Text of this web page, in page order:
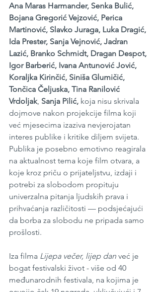
Ana Maras Harmander, Senka Bulić,
Bojana Gregorić Vejzović, Perica
Martinović, Slavko Juraga, Luka Dragić,
Ida Prester, Sanja Vejnović, Jadran
Lazić, Branko Schmidt, Dragan Despot,
Igor Barberić, Ivana Antunović Jović,
Koraljka Kirinčić, Siniša Glumičić,
Tončica Čeljuska, Tina Ranilović
Vrdoljak, Sanja Pilić, koja nisu skrivala
dojmove nakon projekcije filma koji
već mjesecima izaziva nevjerojatan
interes publike i kritike diljem svijeta.
Publika je posebno emotivno reagirala
na aktualnost tema koje film otvara, a
koje kroz priču o prijateljstvu, izdaji i
potrebi za slobodom propituju
univerzalna pitanja ljudskih prava i
prihvaćanja različitosti — podsjećajući
da borba za slobodu ne pripada samo
prošlosti.
Iza filma Lijepa večer, lijep dan već je
bogat festivalski život - više od 40
međunarodnih festivala, na kojima je